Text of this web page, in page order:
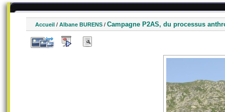
Accueil / Albane BURENS / Campagne P2AS, du processus